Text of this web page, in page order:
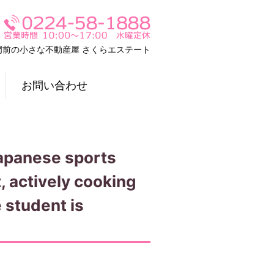
の小さな不動産屋 さくらエステート
お問い合わせ
sports
actively cooking
student is